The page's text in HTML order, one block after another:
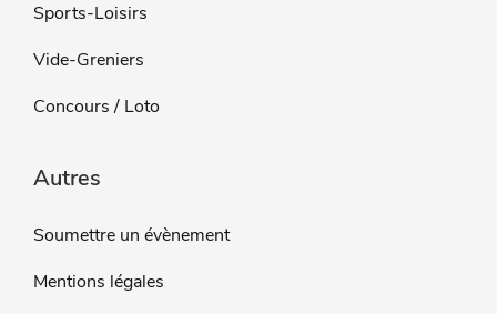
Sports-Loisirs
Vide-Greniers
Concours / Loto
Autres
Soumettre un évènement
Mentions légales